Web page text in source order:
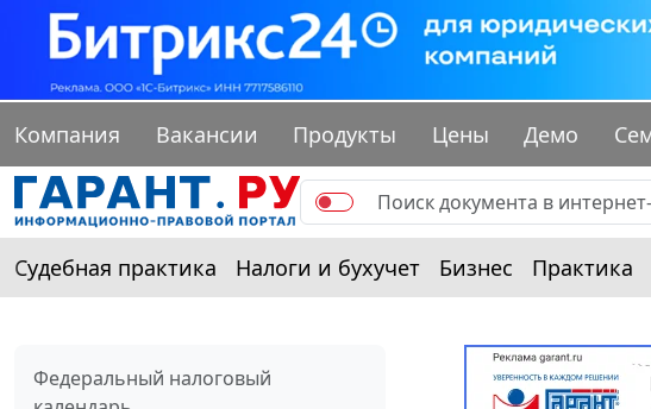
Компания Вакансии Продукты Цены Демо
Судебная практика Налоги и бухучет Бизнес Практика
Федеральный налоговый